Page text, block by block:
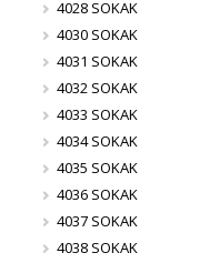
4028 SOKAK
4030 SOKAK
4031 SOKAK
4032 SOKAK
4033 SOKAK
4034 SOKAK
4035 SOKAK
4036 SOKAK
4037 SOKAK
4038 SOKAK